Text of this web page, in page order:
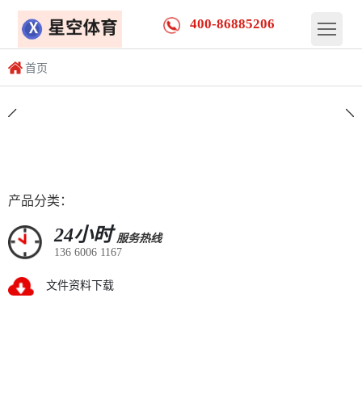
400-86885206
首页
产品分类：
24小时 服务热线
136 6006 1167
文件资料下载